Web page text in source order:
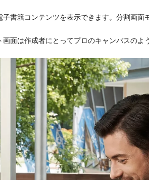
書籍コンテンツを表示できます。分割画
面は作成者にとってプロのキャンバスの